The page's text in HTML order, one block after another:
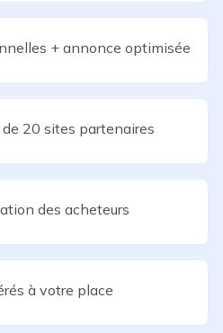
+ annonce optimisée
20 sites partenaires
des acheteurs
à votre place